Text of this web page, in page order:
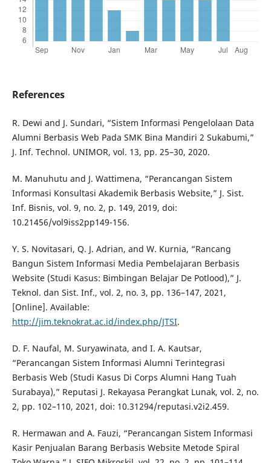
References
R. Dewi and J. Sundari, “Sistem Informasi Pengelolaan Data
Alumni Berbasis Web Pada SMK Bina Mandiri 2 Sukabumi,”
J. Inf. Technol. UNIMOR, vol. 13, pp. 25–30, 2020.
M. Manuhutu and J. Wattimena, “Perancangan Sistem
Informasi Konsultasi Akademik Berbasis Website,” J. Sist.
Inf. Bisnis, vol. 9, no. 2, p. 149, 2019, doi:
10.21456/vol9iss2pp149-156.
Y. S. Novitasari, Q. J. Adrian, and W. Kurnia, “Rancang
Bangun Sistem Informasi Media Pembelajaran Berbasis
Website (Studi Kasus: Bimbingan Belajar De Potlood),” J.
Teknol. dan Sist. Inf., vol. 2, no. 3, pp. 136–147, 2021,
[Online]. Available:
http://jim.teknokrat.ac.id/index.php/JTSI.
D. F. Naufal, M. Suryawinata, and I. A. Kautsar,
“Perancangan Sistem Informasi Alumni Terintegrasi
Berbasis Web (Studi Kasus Di Corps Alumni Hang Tuah
Surabaya),” Reputasi J. Rekayasa Perangkat Lunak, vol. 2, no.
2, pp. 102–110, 2021, doi: 10.31294/reputasi.v2i2.459.
R. Hermawan and A. Fauzi, “Perancangan Sistem Informasi
Kasir Penjualan Barang Berbasis Website Metode Spiral